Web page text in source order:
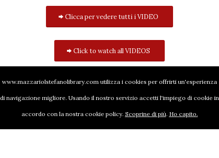
Clicca per vedere tutti i VIDEO
Click to watch all VIDEOS
www.mazzariolstefanolibrary.com utilizza i cookies per offrirti un'esperienza
di navigazione migliore. Usando il nostro servizio accetti l'impiego di cookie in
accordo con la nostra cookie policy. Scoprine di più. Ho capito.